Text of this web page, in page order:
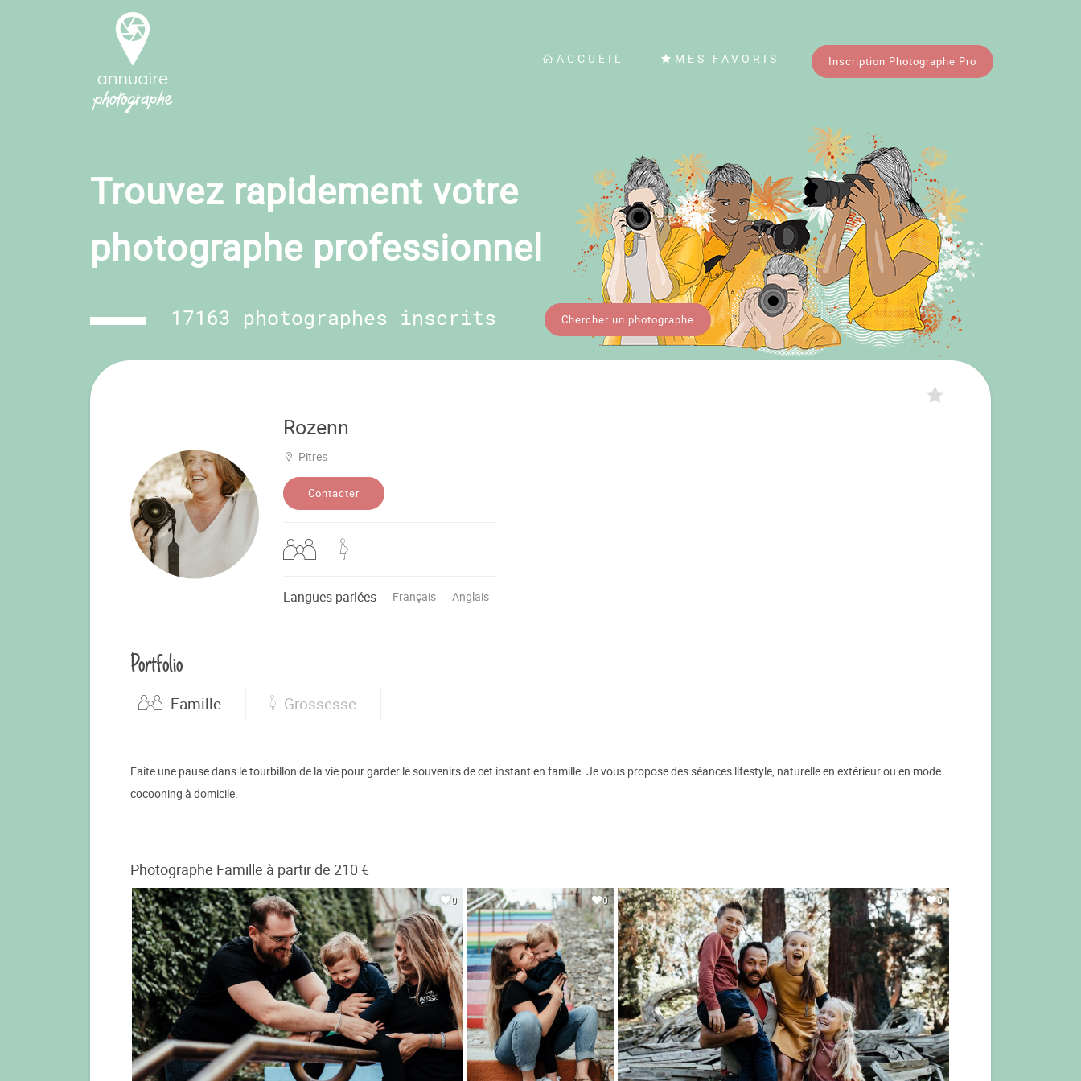
ACCUEIL MES FAVORIS Inscription Photographe Pro
Trouvez rapidement votre
photographe professionnel
17163 photographes inscrits Chercher un photographe
Rozenn
Pitres
Contacter
Langues parlées Français Anglais
Portfolio
Famille Grossesse
Faite une pause dans le tourbillon de la vie pour garder le souvenirs de cet instant en famille. Je vous propose des séances lifestyle, naturelle en extérieur ou en mode
cocooning à domicile.
Photographe Famille à partir de 210 €
0 0 0